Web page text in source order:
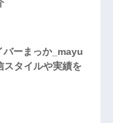
バーまっか_mayu
スタイルや実績を